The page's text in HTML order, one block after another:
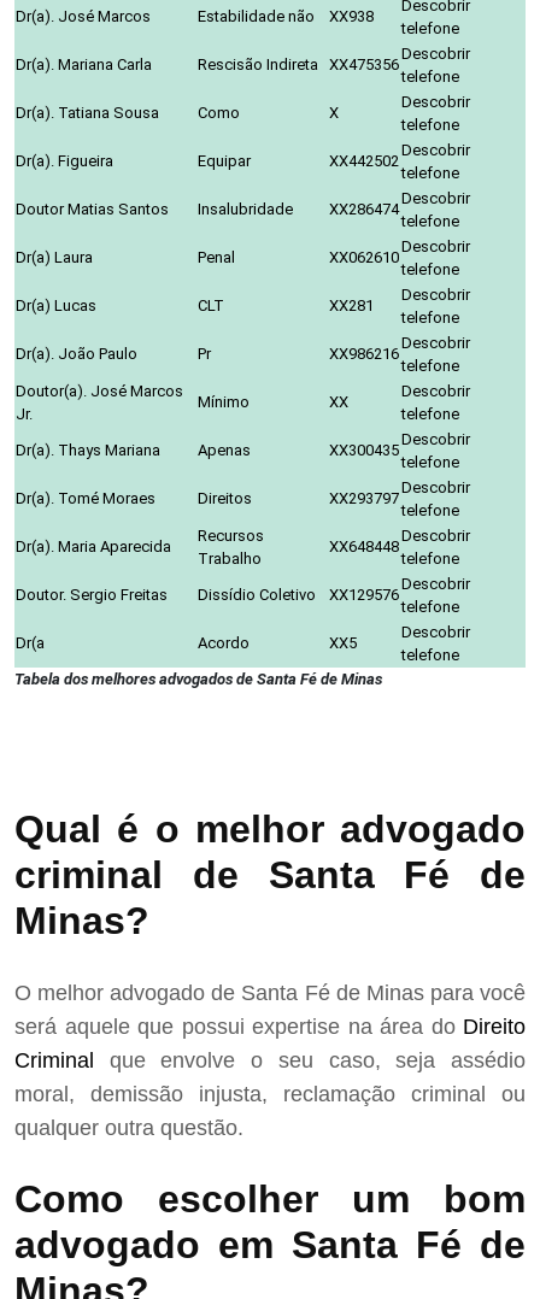
Dr(a). José Marcos
Estabilidade não XX938
Descobrir
telefone
Dr(a). Mariana Carla
Rescisão Indireta XX475356
Descobrir
telefone
Dr(a). Tatiana Sousa
Como X
Descobrir
telefone
Dr(a). Figueira
Equipar XX442502
Descobrir
telefone
Doutor Matias Santos
Insalubridade XX286474
Descobrir
telefone
Dr(a) Laura
Penal XX062610
Descobrir
telefone
Dr(a) Lucas
CLT XX281
Descobrir
telefone
Dr(a). João Paulo
Pr XX986216
Descobrir
telefone
Doutor(a). José Marcos
Jr.
Mínimo XX
Descobrir
telefone
Dr(a). Thays Mariana
Apenas XX300435
Descobrir
telefone
Dr(a). Tomé Moraes
Direitos XX293797
Descobrir
telefone
Dr(a). Maria Aparecida
Recursos
Trabalho
XX648448
Descobrir
telefone
Doutor. Sergio Freitas
Dissídio Coletivo XX129576
Descobrir
telefone
Dr(a
Acordo XX5
Descobrir
telefone
Tabela dos melhores advogados de Santa Fé de Minas
Qual é o melhor advogado
criminal de Santa Fé de
Minas?
O melhor advogado de Santa Fé de Minas para você
será aquele que possui expertise na área do Direito
Criminal que envolve o seu caso, seja assédio
moral, demissão injusta, reclamação criminal ou
qualquer outra questão.
Como escolher um bom
advogado em Santa Fé de